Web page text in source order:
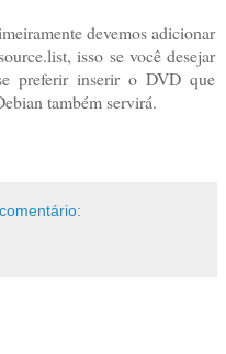
devemos adicionar
isso se você desejar
preferir inserir o DVD que
também servirá.